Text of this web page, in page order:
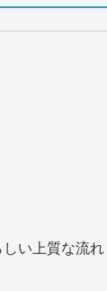
い上質な流れ